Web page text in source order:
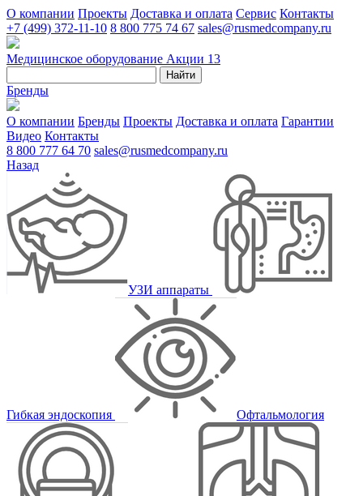
О компании Проекты Доставка и оплата Сервис Контакты
+7 (499) 372-11-10 8 800 775 74 67 sales@rusmedcompany.ru
Медицинское оборудование Акции 13
Найти
Бренды
О компании Бренды Проекты Доставка и оплата Гарантии
Видео Контакты
8 800 777 64 70 sales@rusmedcompany.ru
Назад
УЗИ аппараты
Гибкая эндоскопия Офтальмология